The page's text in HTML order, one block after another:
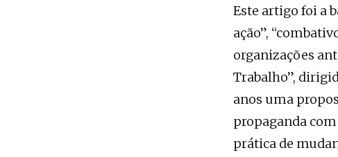
Este artigo foi a
ação”,
organizações
Trabalho”,
anos uma
propaganda
prática de